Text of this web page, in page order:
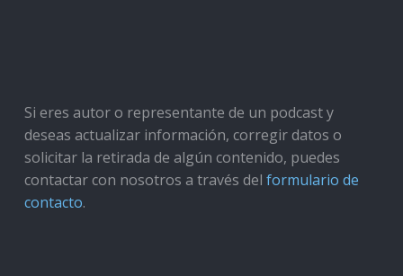
Si eres autor o representante de un podcast y
deseas actualizar información, corregir datos o
solicitar la retirada de algún contenido, puedes
contactar con nosotros a través del formulario de
contacto.